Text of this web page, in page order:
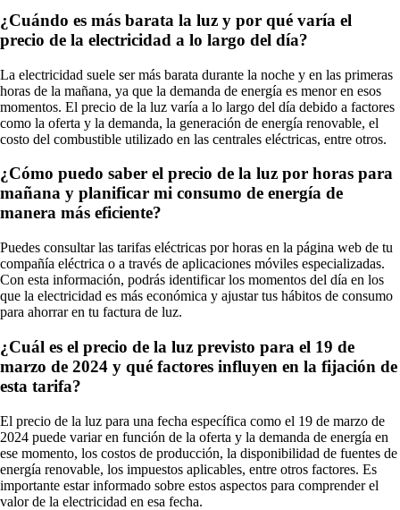
¿Cuándo es más barata la luz y por qué varía el
precio de la electricidad a lo largo del día?
La electricidad suele ser más barata durante la noche y en las primeras
horas de la mañana, ya que la demanda de energía es menor en esos
momentos. El precio de la luz varía a lo largo del día debido a factores
como la oferta y la demanda, la generación de energía renovable, el
costo del combustible utilizado en las centrales eléctricas, entre otros.
¿Cómo puedo saber el precio de la luz por horas para
mañana y planificar mi consumo de energía de
manera más eficiente?
Puedes consultar las tarifas eléctricas por horas en la página web de tu
compañía eléctrica o a través de aplicaciones móviles especializadas.
Con esta información, podrás identificar los momentos del día en los
que la electricidad es más económica y ajustar tus hábitos de consumo
para ahorrar en tu factura de luz.
¿Cuál es el precio de la luz previsto para el 19 de
marzo de 2024 y qué factores influyen en la fijación de
esta tarifa?
El precio de la luz para una fecha específica como el 19 de marzo de
2024 puede variar en función de la oferta y la demanda de energía en
ese momento, los costos de producción, la disponibilidad de fuentes de
energía renovable, los impuestos aplicables, entre otros factores. Es
importante estar informado sobre estos aspectos para comprender el
valor de la electricidad en esa fecha.